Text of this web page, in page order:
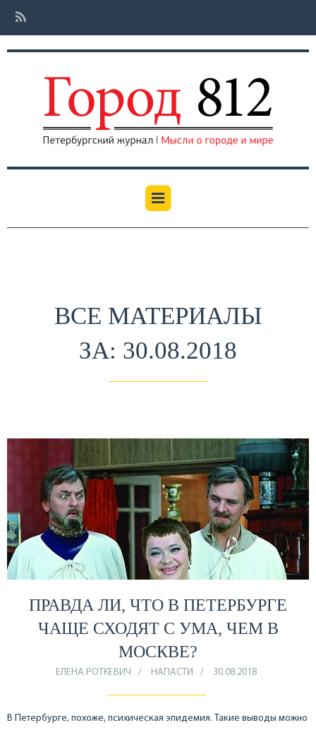
ВСЕ МАТЕРИАЛЫ
ЗА: 30.08.2018
ПРАВДА ЛИ, ЧТО В ПЕТЕРБУРГЕ
ЧАЩЕ СХОДЯТ С УМА, ЧЕМ В
МОСКВЕ?
ЕЛЕНА РОТКЕВИЧ НАПАСТИ 30.08.2018
В Петербурге, похоже, психическая эпидемия. Такие выводы можно